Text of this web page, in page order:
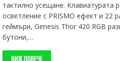
тактилно усещане. Клавиатурата
осветление с PRISMO ефект и 22
геймъри, Genesis Thor 420 RGB
бутони,…
ВИЖ ПОВЕЧЕ